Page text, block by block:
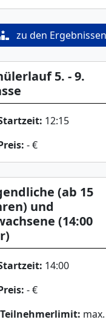
zu den Ergebnissen
5. - 9.
12:15
- €
(ab 15
und
(14:00
14:00
- €
Teilnehmerlimit: max.